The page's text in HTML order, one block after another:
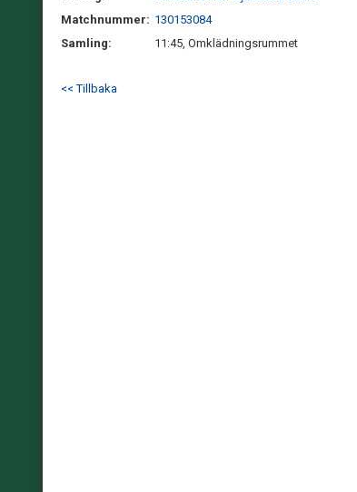
Matchnummer: 130153084
Samling:
11:45, Omklädningsrummet
<< Tillbaka